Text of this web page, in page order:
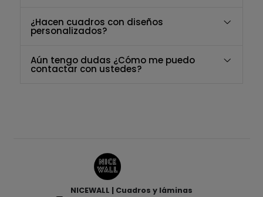
¿Hacen cuadros con diseños
personalizados?
Aún tengo dudas ¿Cómo me puedo
contactar con ustedes?
NICEWALL | Cuadros y láminas